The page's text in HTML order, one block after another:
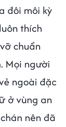
đôi môi kỳ
thích
chuẩn
Mọi người
ngoài đặc
ở vùng an
nên đã